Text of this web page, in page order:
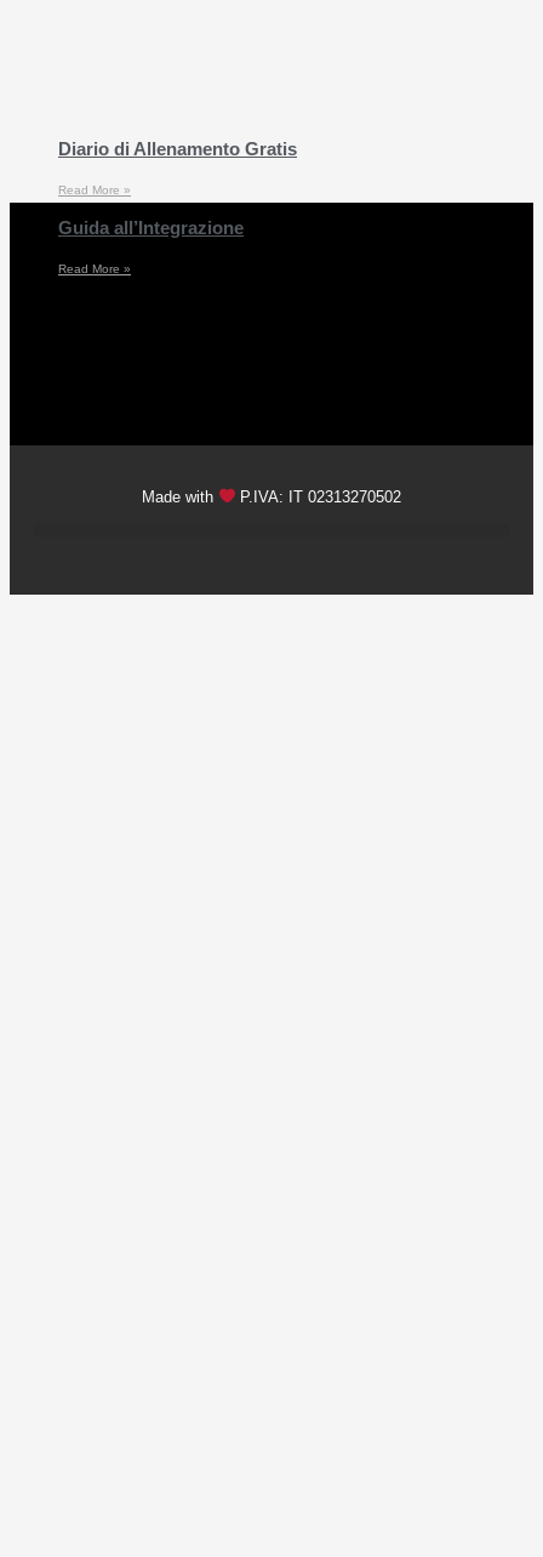
Diario di Allenamento Gratis
Read More »
Guida all’Integrazione
Read More »
Made with P.IVA: IT 02313270502